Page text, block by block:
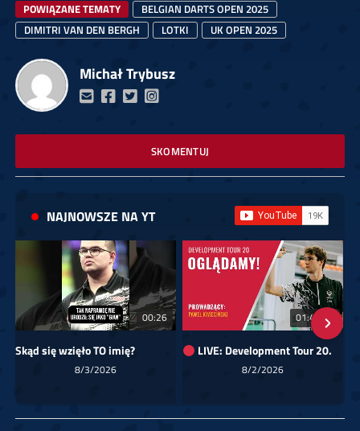
POWIĄZANE TEMATY
BELGIAN DARTS OPEN 2025
DIMITRI VAN DEN BERGH
LOTKI UK OPEN 2025
Michał Trybusz
SKOMENTUJ
NAJNOWSZE NA YT
00:26
Skąd się wzięło TO imię?
8/3/2026
01:40:24
LIVE: Development Tour 20.
8/2/2026